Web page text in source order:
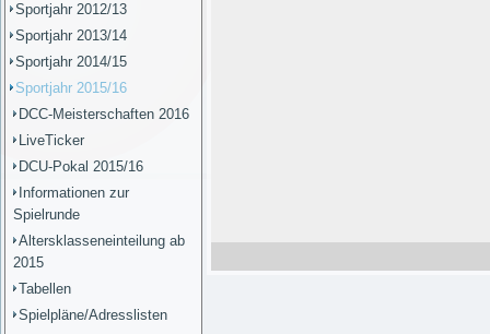
Sportjahr 2012/13
Sportjahr 2013/14
Sportjahr 2014/15
Sportjahr 2015/16
DCC-Meisterschaften 2016
LiveTicker
DCU-Pokal 2015/16
Informationen zur
Spielrunde
Altersklasseneinteilung ab
2015
Tabellen
Spielpläne/Adresslisten